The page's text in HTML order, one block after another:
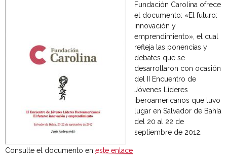
Fundación Carolina ofrece
el documento: «El futuro:
innovación y
emprendimiento», el cual
refleja las ponencias y
debates que se
desarrollaron con ocasión
del II Encuentro de
Jóvenes Líderes
iberoamericanos que tuvo
lugar en Salvador de Bahía
del 20 al 22 de
septiembre de 2012.
Consulte el documento en este enlace